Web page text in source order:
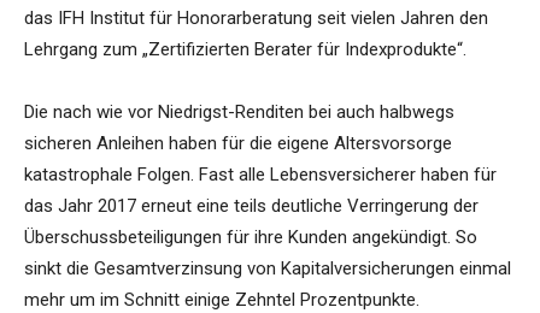
das IFH Institut für Honorarberatung seit vielen Jahren den
Lehrgang zum „Zertifizierten Berater für Indexprodukte“.
Die nach wie vor Niedrigst-Renditen bei auch halbwegs
sicheren Anleihen haben für die eigene Altersvorsorge
katastrophale Folgen. Fast alle Lebensversicherer haben für
das Jahr 2017 erneut eine teils deutliche Verringerung der
Überschussbeteiligungen für ihre Kunden angekündigt. So
sinkt die Gesamtverzinsung von Kapitalversicherungen einmal
mehr um im Schnitt einige Zehntel Prozentpunkte.